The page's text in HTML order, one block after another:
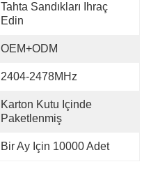
Tahta Sandıkları Ihraç
Edin
OEM+ODM
2404-2478MHz
Karton Kutu Içinde
Paketlenmiş
Bir Ay Için 10000 Adet